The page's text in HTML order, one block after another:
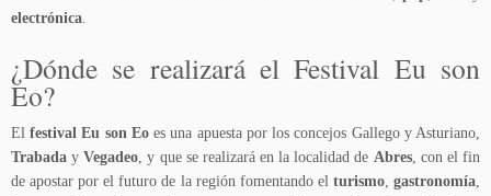
electrónica.
¿Dónde se realizará el Festival Eu son
Eo?
Elfestival Eu son Eoes una apuesta por los concejos Gallego y Asturiano,
Trabada yVegadeo, y que se realizará en la localidad de Abres, con el fin
de apostar por el futuro de la región fomentando el turismo,gastronomía,